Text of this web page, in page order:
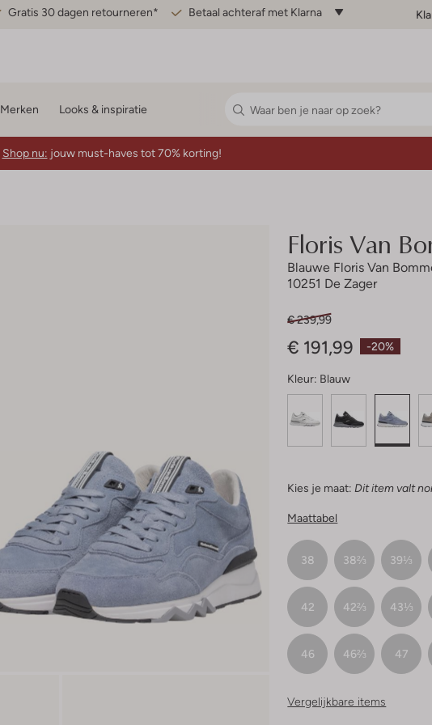
Gratis 30 dagen retourneren* Betaal achteraf met Klarna
Merken Looks & inspiratie
Shop nu: jouw must-haves tot 70% korting!
Floris Van
Blauwe Floris Van
10251 De Zager
-20%
€ 239,99
€ 191,99
Kleur: Blauw
Kies je maat: Dit item valt
Maattabel
38 38⅔ 39⅓
42 42⅔ 43⅓
46 46⅔ 47
Vergelijkbare items